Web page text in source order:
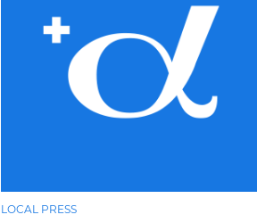
LOCAL PRESS